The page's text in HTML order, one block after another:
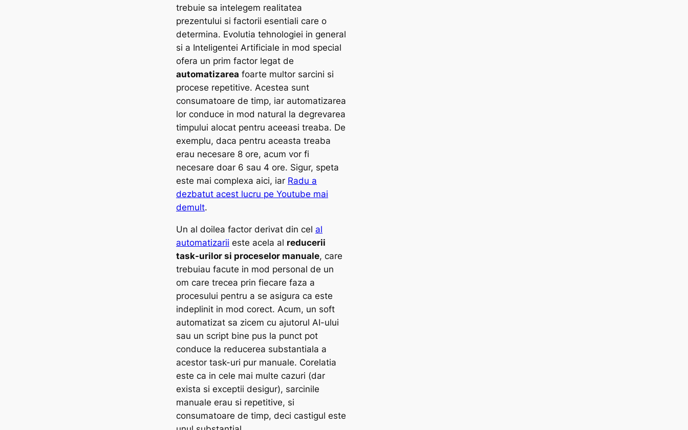
trebuie sa intelegem realitatea
prezentului si factorii esentiali care o
determina. Evolutia tehnologiei in general
si a Inteligentei Artificiale in mod special
ofera un prim factor legat de
automatizarea foarte multor sarcini si
procese repetitive. Acestea sunt
consumatoare de timp, iar automatizarea
lor conduce in mod natural la degrevarea
timpului alocat pentru aceeasi treaba. De
exemplu, daca pentru aceasta treaba
erau necesare 8 ore, acum vor fi
necesare doar 6 sau 4 ore. Sigur, speta
este mai complexa aici, iar Radu a
dezbatut acest lucru pe Youtube mai
demult.
Un al doilea factor derivat din cel al
automatizarii este acela al reducerii
task-urilor si proceselor manuale, care
trebuiau facute in mod personal de un
om care trecea prin fiecare faza a
procesului pentru a se asigura ca este
indeplinit in mod corect. Acum, un soft
automatizat sa zicem cu ajutorul AI-ului
sau un script bine pus la punct pot
conduce la reducerea substantiala a
acestor task-uri pur manuale. Corelatia
este ca in cele mai multe cazuri (dar
exista si exceptii desigur), sarcinile
manuale erau si repetitive, si
consumatoare de timp, deci castigul este